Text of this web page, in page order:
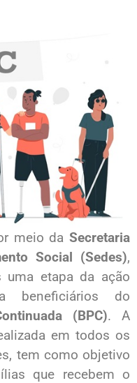
meio da Secretaria
Social (Sedes),
uma etapa da ação
beneficiários do
(BPC). A
em todos os
tem como objetivo
que recebem o